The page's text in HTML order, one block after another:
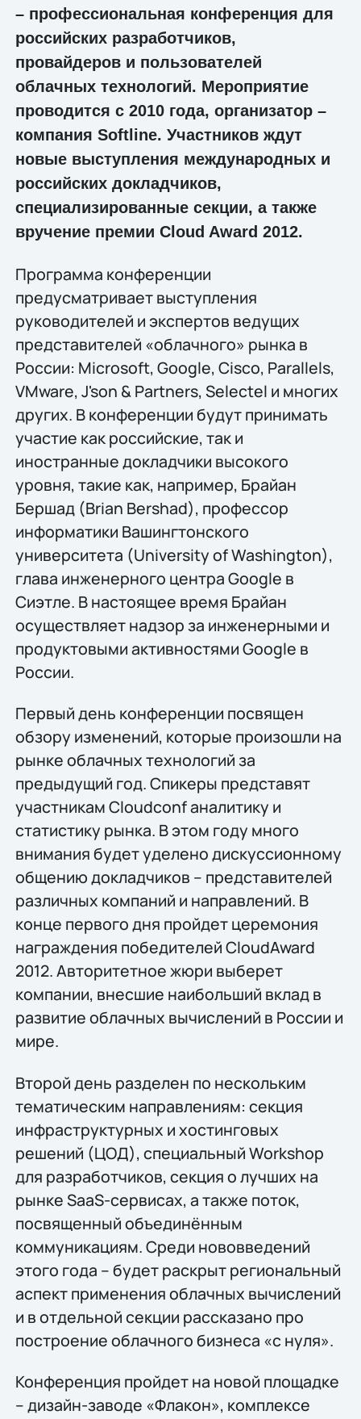
– профессиональная конференция для
российских разработчиков,
провайдеров и пользователей
облачных технологий. Мероприятие
проводится с 2010 года, организатор –
компания Softline. Участников ждут
новые выступления международных и
российских докладчиков,
специализированные секции, а также
вручение премии Cloud Award 2012.
Программа конференции
предусматривает выступления
руководителей и экспертов ведущих
представителей «облачного» рынка в
России: Microsoft, Google, Cisco, Parallels,
VMware, J'son & Partners, Selectel и многих
других. В конференции будут принимать
участие как российские, так и
иностранные докладчики высокого
уровня, такие как, например, Брайан
Бершад (Brian Bershad), профессор
информатики Вашингтонского
университета (University of Washington),
глава инженерного центра Google в
Сиэтле. В настоящее время Брайан
осуществляет надзор за инженерными и
продуктовыми активностями Google в
России.
Первый день конференции посвящен
обзору изменений, которые произошли на
рынке облачных технологий за
предыдущий год. Спикеры представят
участникам Cloudconf аналитику и
статистику рынка. В этом году много
внимания будет уделено дискуссионному
общению докладчиков – представителей
различных компаний и направлений. В
конце первого дня пройдет церемония
награждения победителей CloudAward
2012. Авторитетное жюри выберет
компании, внесшие наибольший вклад в
развитие облачных вычислений в России и
мире.
Второй день разделен по нескольким
тематическим направлениям: секция
инфраструктурных и хостинговых
решений (ЦОД), специальный Workshop
для разработчиков, секция о лучших на
рынке SaaS-сервисах, а также поток,
посвященный объединённым
коммуникациям. Среди нововведений
этого года – будет раскрыт региональный
аспект применения облачных вычислений
и в отдельной секции рассказано про
построение облачного бизнеса «с нуля».
Конференция пройдет на новой площадке
– дизайн-заводе «Флакон», комплексе